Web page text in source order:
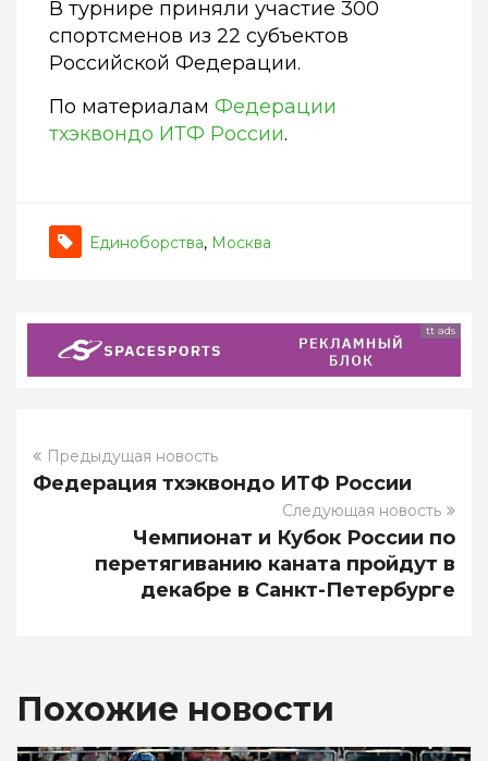
В турнире приняли участие 300
спортсменов из 22 субъектов
Российской Федерации.
По материалам Федерации
тхэквондо ИТФ России.
Единоборства, Москва
tt ads
Предыдущая новость
Федерация тхэквондо ИТФ России
Следующая новость
Чемпионат и Кубок России по
перетягиванию каната пройдут в
декабре в Санкт-Петербурге
Похожие новости